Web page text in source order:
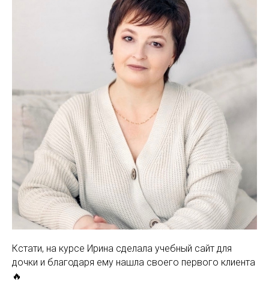
Кстати, на курсе Ирина сделала учебный сайт для
дочки и благодаря ему нашла своего первого клиента
🔥